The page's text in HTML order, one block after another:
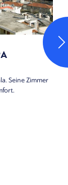
Seine Zimmer